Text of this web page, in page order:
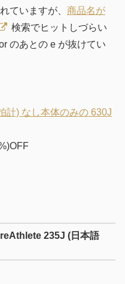
ていますが、 商品名が
検索でヒットしづらい
のあとの e が抜けてい
計) なし本体のみの 630J
235J (日本語